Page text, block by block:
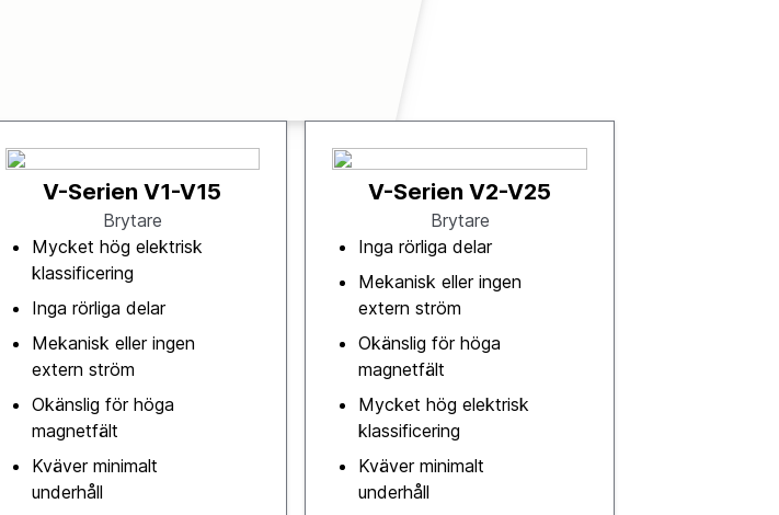
V-Serien V1-V15
Brytare
Mycket hög elektrisk
klassificering
Inga rörliga delar
Mekanisk eller ingen
extern ström
Okänslig för höga
magnetfält
Kväver minimalt
underhåll
V-Serien V2-V25
Brytare
Inga rörliga delar
Mekanisk eller ingen
extern ström
Okänslig för höga
magnetfält
Mycket hög elektrisk
klassificering
Kväver minimalt
underhåll